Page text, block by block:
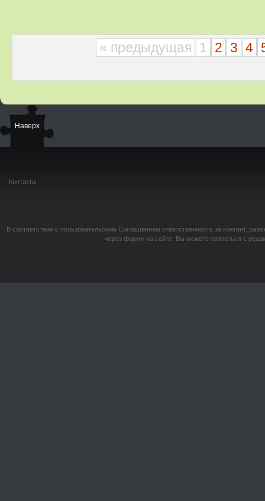
« предыдущая 1 2 3 4
Наверх
Контакты
В соответствии с пользовательским Соглашением ответственность за контент,
через форму на сайте. Вы можете связаться с